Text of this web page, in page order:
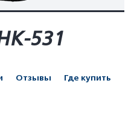
531
Отзывы
Где купить